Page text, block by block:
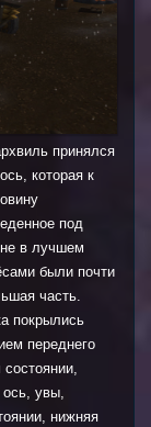
принялся
которая к
под
в лучшем
были почти
часть.
покрылись
переднего
увы,
нижняя